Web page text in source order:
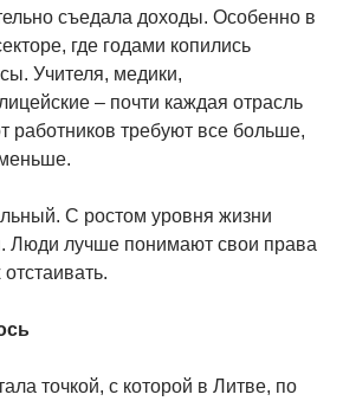
съедала доходы. Особенно в
где годами копились
Учителя, медики,
– почти каждая отрасль
работников требуют все больше,
С ростом уровня жизни
Люди лучше понимают свои права
точкой, с которой в Литве, по